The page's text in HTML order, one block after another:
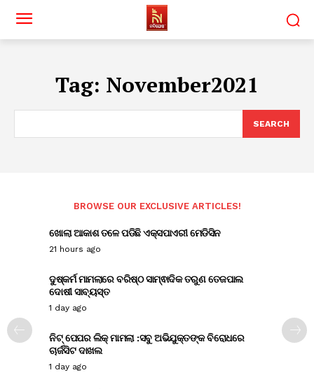
Tag: November2021
SEARCH
BROWSE OUR EXCLUSIVE ARTICLES!
ଖୋଲା ଆକାଶ ତଳେ ପଡିଛି ଏକ୍ସପାଏରୀ ମେଡିସିନ
21 hours ago
ଦୁଷ୍କର୍ମ ମାମଲାରେ ବରିଷ୍ଠ ସାମ୍ଵାଦିକ ତରୁଣ ତେଜପାଲ
ଦୋଷୀ ସାବ୍ୟସ୍ତ
1 day ago
ନିଟ୍ ପେପର ଲିକ୍ ମାମଲା :ସବୁ ଅଭିଯୁକ୍ତଙ୍କ ବିରୋଧରେ
ଚାର୍ଜସିଟ ଦାଖଲ
1 day ago